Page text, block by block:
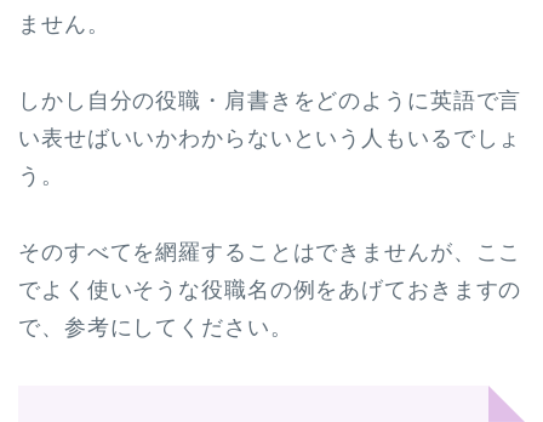
ません。
しかし自分の役職・肩書きをどのように英語で言
い表せばいいかわからないという人もいるでしょ
う。
そのすべてを網羅することはできませんが、ここ
でよく使いそうな役職名の例をあげておきますの
で、参考にしてください。